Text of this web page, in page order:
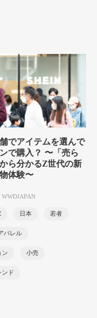
でアイテムを選んで
で購入？ 〜「売ら
ら分かるZ世代の新
体験〜
WWDJAPAN
日本 若者
パレル
ン 小売
ンド